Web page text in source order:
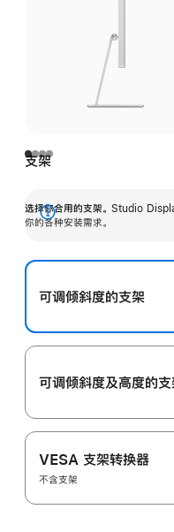
支架
选择你合用的支架。 Studio
你的各种安装需求。
展
可调倾斜度的支架
可调倾斜度及高‍度的支‍
VESA 支架转换器
不含支架